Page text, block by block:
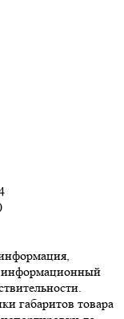
информационный
габаритов товара